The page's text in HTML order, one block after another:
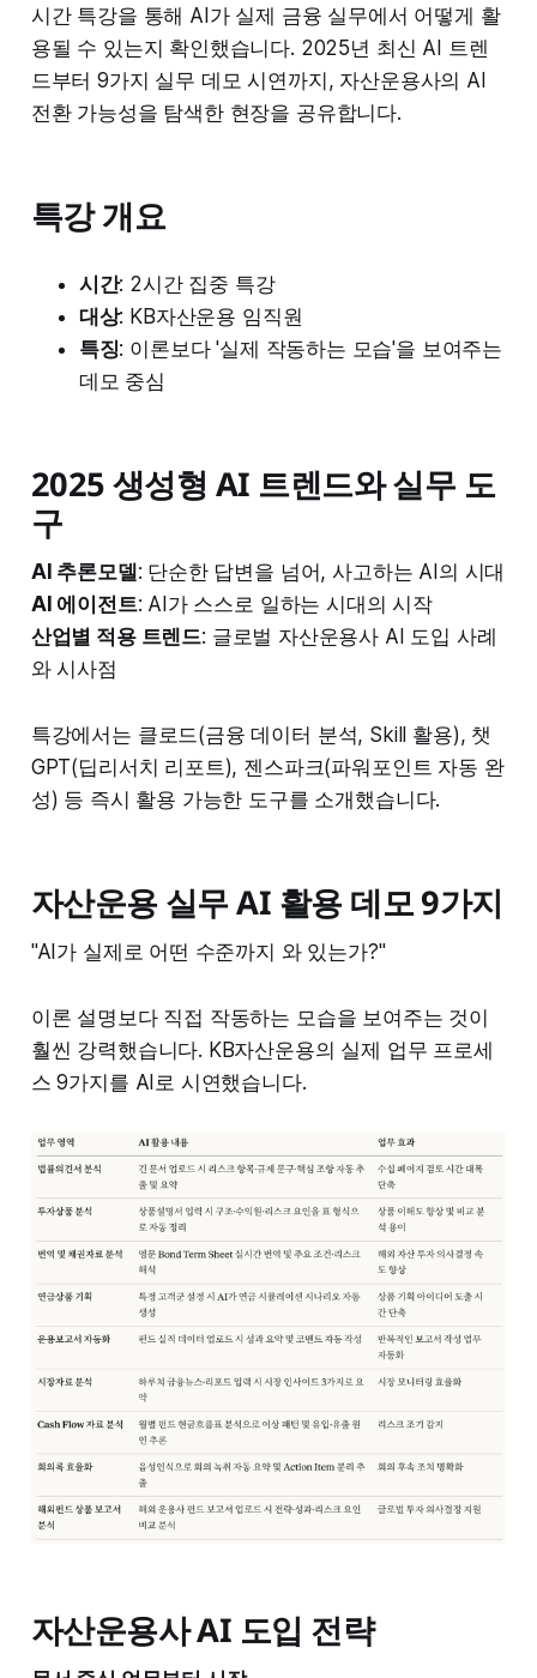
시간 특강을 통해 AI가 실제 금융 실무에서 어떻게 활
용될 수 있는지 확인했습니다. 2025년 최신 AI 트렌
드부터 9가지 실무 데모 시연까지, 자산운용사의 AI
전환 가능성을 탐색한 현장을 공유합니다.
특강 개요
시간: 2시간 집중 특강
대상: KB자산운용 임직원
특징: 이론보다 '실제 작동하는 모습'을 보여주는
데모 중심
2025 생성형 AI 트렌드와 실무 도
구
AI 추론모델: 단순한 답변을 넘어, 사고하는 AI의 시대
AI 에이전트: AI가 스스로 일하는 시대의 시작
산업별 적용 트렌드: 글로벌 자산운용사 AI 도입 사례
와 시사점
특강에서는 클로드(금융 데이터 분석, Skill 활용), 챗
GPT(딥리서치 리포트), 젠스파크(파워포인트 자동 완
성) 등 즉시 활용 가능한 도구를 소개했습니다.
자산운용 실무 AI 활용 데모 9가지
"AI가 실제로 어떤 수준까지 와 있는가?"
이론 설명보다 직접 작동하는 모습을 보여주는 것이
훨씬 강력했습니다. KB자산운용의 실제 업무 프로세
스 9가지를 AI로 시연했습니다.
자산운용사 AI 도입 전략